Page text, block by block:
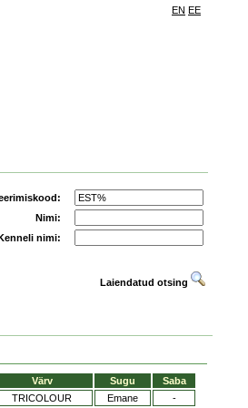
EN EE
Nimi:
nimi:
Laiendatud otsing
Värv Sugu
Saba
TRICOLOUR Emane -